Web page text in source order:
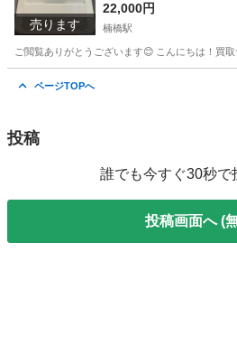
売ります
22,000円
楠橋駅
ご閲覧ありがとうございます😊 こんにちは！買
ページTOPへ
投稿
誰でも今すぐ30秒で
投稿画面へ (